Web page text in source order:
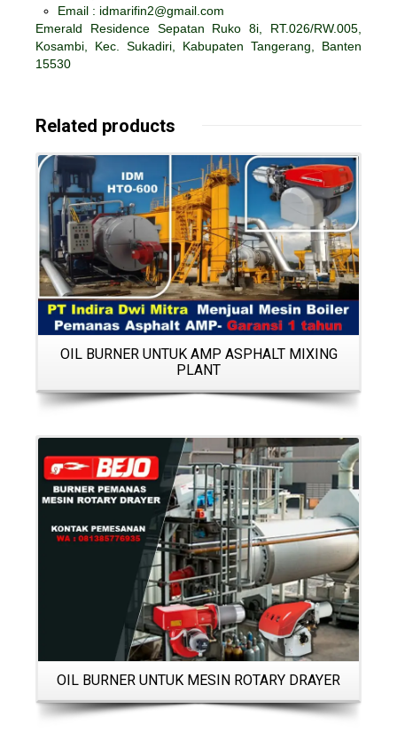
Email : idmarifin2@gmail.com
Emerald Residence Sepatan Ruko 8i, RT.026/RW.005,
Kosambi, Kec. Sukadiri, Kabupaten Tangerang, Banten
15530
Related products
OIL BURNER UNTUK AMP ASPHALT MIXING
PLANT
Details
OIL BURNER UNTUK MESIN ROTARY DRAYER